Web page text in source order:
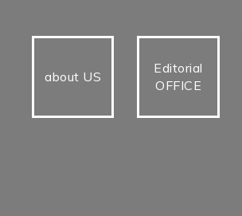
about US
Editorial
OFFICE